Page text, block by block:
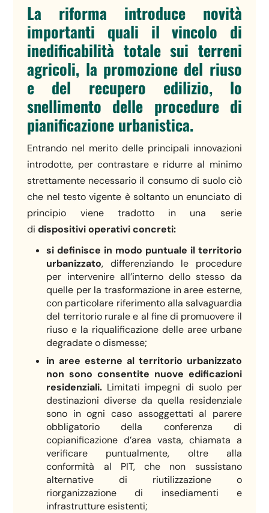
La riforma introduce novità
importanti quali il vincolo di
inedificabilità totale sui terreni
agricoli, la promozione del riuso
e del recupero edilizio, lo
snellimento delle procedure di
pianificazione urbanistica.
Entrando nel merito delle principali innovazioni
introdotte, per contrastare e ridurre al minimo
strettamente necessario il consumo di suolo ciò
che nel testo vigente è soltanto un enunciato di
principio viene tradotto in una serie
didispositivi operativi concreti:
si definisce in modo puntuale il territorio
urbanizzato, differenziando le procedure
per intervenire all’interno dello stesso da
quelle per la trasformazione in aree esterne,
con particolare riferimento alla salvaguardia
del territorio rurale e al fine di promuovere il
riuso e la riqualificazione delle aree urbane
degradate o dismesse;
in aree esterne al territorio urbanizzato
non sono consentite nuove edificazioni
residenziali. Limitati impegni di suolo per
destinazioni diverse da quella residenziale
sono in ogni caso assoggettati al parere
obbligatorio della conferenza di
copianificazione d’area vasta, chiamata a
verificare puntualmente, oltre alla
conformità al PIT, che non sussistano
alternative di riutilizzazione o
riorganizzazione di insediamenti e
infrastrutture esistenti;